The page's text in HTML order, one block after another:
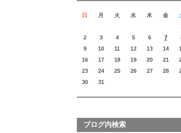
«
日 月 火 水 木 金
2
3 4 5 6 7
9
10 11 12 13 14
16
17 18 19 20 21
23
24 25 26 27 28
30
31
ブログ内検索